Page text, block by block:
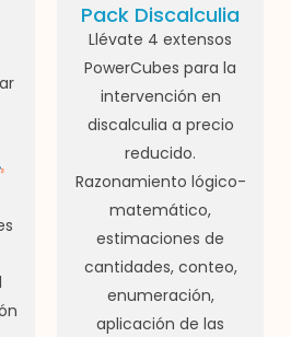
Pack Discalculia
Llévate 4 extensos
PowerCubes para la
intervención en
discalculia a precio
reducido.
Razonamiento lógico-
matemático,
estimaciones de
cantidades, conteo,
enumeración,
aplicación de las